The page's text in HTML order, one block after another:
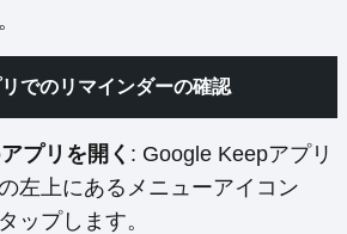
でのリマインダーの確認
プリを開く : Google Keepアプリ
左上にあるメニューアイコン
ップします。